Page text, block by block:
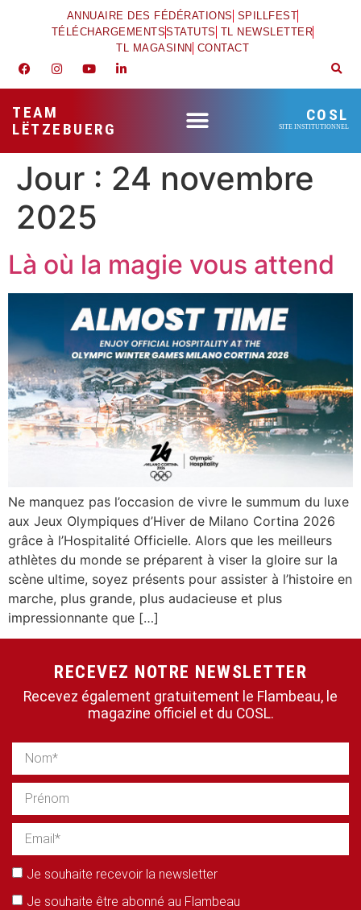
ANNUAIRE DES FÉDÉRATIONS SPILLFEST
TÉLÉCHARGEMENTSSTATUTS TL NEWSLETTER
TL MAGASINN CONTACT
TEAM
LËTZEBUERG
COSL
SITE INSTITUTIONNEL
Jour : 24 novembre
2025
Là où la magie vous attend
Ne manquez pas l’occasion de vivre le summum du luxe
aux Jeux Olympiques d’Hiver de Milano Cortina 2026
grâce à l’Hospitalité Officielle. Alors que les meilleurs
athlètes du monde se préparent à viser la gloire sur la
scène ultime, soyez présents pour assister à l’histoire en
marche, plus grande, plus audacieuse et plus
impressionnante que […]
RECEVEZ NOTRE NEWSLETTER
Recevez également gratuitement le Flambeau, le
magazine officiel et du COSL.
Je souhaite recevoir la newsletter
Je souhaite être abonné au Flambeau